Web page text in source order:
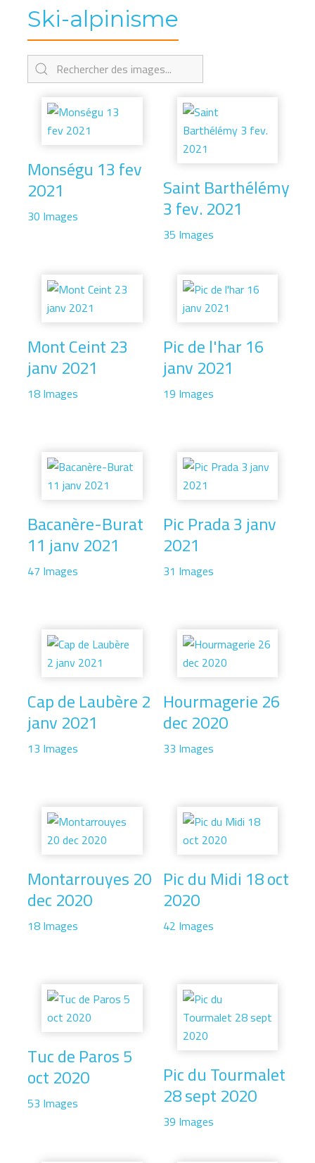
Ski-alpinisme
Monségu 13 fev
2021
30 Images
Saint Barthélémy
3 fev. 2021
35 Images
Mont Ceint 23
janv 2021
18 Images
Pic de l'har 16
janv 2021
19 Images
Bacanère-Burat
11 janv 2021
47 Images
Pic Prada 3 janv
2021
31 Images
Cap de Laubère 2
janv 2021
13 Images
Hourmagerie 26
dec 2020
33 Images
Montarrouyes 20
dec 2020
18 Images
Pic du Midi 18 oct
2020
42 Images
Tuc de Paros 5
oct 2020
53 Images
Pic du Tourmalet
28 sept 2020
39 Images